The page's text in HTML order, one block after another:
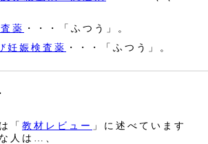
薬 ・・・「ふつう」。
妊娠検査薬 ・・・「ふつう」。
「 教材レビュー 」に述べています
人は…、